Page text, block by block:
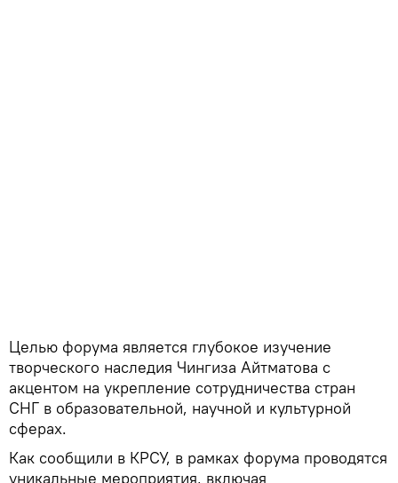
Целью форума является глубокое изучение
творческого наследия Чингиза Айтматова с
акцентом на укрепление сотрудничества стран
СНГ в образовательной, научной и культурной
сферах.
Как сообщили в КРСУ, в рамках форума проводятся
уникальные мероприятия, включая